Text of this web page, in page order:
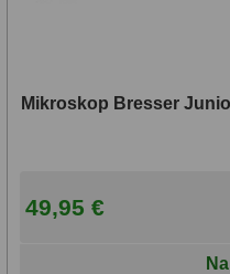
Mikroskop Bresser
49,95 €